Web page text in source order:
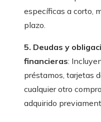
específicas a corto,
plazo.
5. Deudas y
financieras:
préstamos, tarjetas
cualquier otro
adquirido